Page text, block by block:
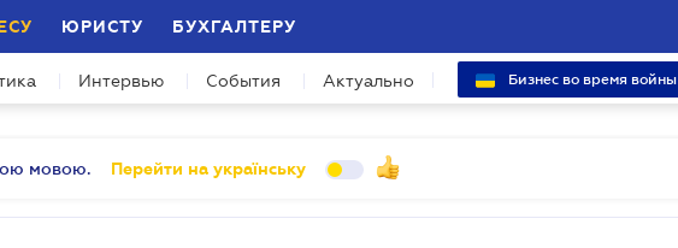
ЮРИСТУ БУХГАЛТЕРУ
Интервью События Актуально Бизнес во время войны
мовою. Перейти на українську